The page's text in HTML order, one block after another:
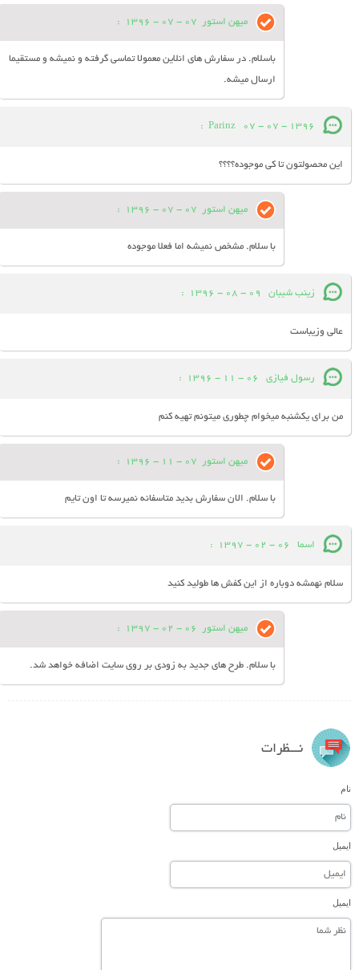
میهن استور 07 - 07 - 1396
:
باسلام. در سفارش های انلاین معمولا تماسی گرفته و نمیشه و مستقیما
ارسال میشه.
Parinz 07 - 07 - 1396
:
این محصولتون تا کی موجوده؟؟؟؟
میهن استور 07 - 07 - 1396
:
با سلام. مشخص نمیشه اما فعلا موجوده
زینب شیبان 09 - 08 - 1396
:
عالی وزیباست
رسول فیازی 06 - 11 - 1396
:
من برای یکشنبه میخوام چطوری میتونم تهیه کنم
میهن استور 07 - 11 - 1396
:
با سلام. الان سفارش بدید متاسفانه نمیرسه تا اون تایم
اسما 06 - 02 - 1397
:
سلام نهمشه دوباره از اين كفش ها طوليد كنيد
میهن استور 06 - 02 - 1397
:
با سلام. طرح های جدید به زودی بر روی سایت اضافه خواهد شد.
نـــظرات
نام
ایمیل
ایمیل